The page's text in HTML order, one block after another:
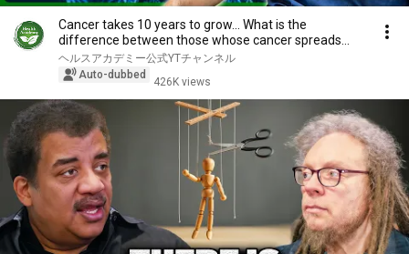
Cancer takes 10 years to grow... What is the
difference between those whose cancer spreads
and th...
ヘルスアカデミー公式YTチャンネル
Auto-dubbed
426K views